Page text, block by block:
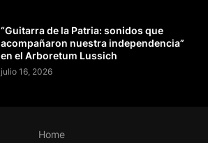
“Guitarra de la Patria: sonidos que
acompañaron nuestra independencia”
en el Arboretum Lussich
julio 16, 2026
Home